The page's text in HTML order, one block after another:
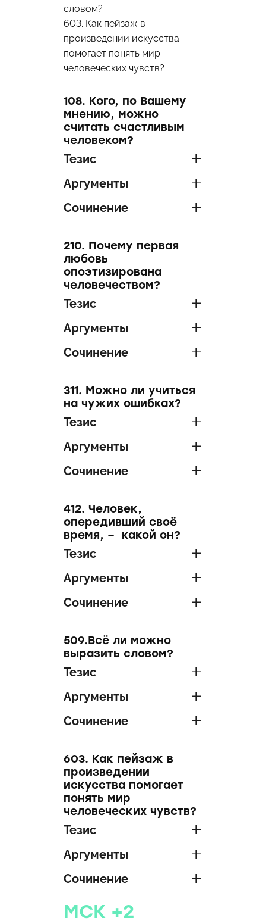
словом?
603. Как пейзаж в
произведении искусства
помогает понять мир
человеческих чувств?
108. Кого, по Вашему
мнению, можно
считать счастливым
человеком?
Тезис
Аргументы
Сочинение
210. Почему первая
любовь
опоэтизирована
человечеством?
Тезис
Аргументы
Сочинение
311. Можно ли учиться
на чужих ошибках?
Тезис
Аргументы
Сочинение
412. Человек,
опередивший своё
время, – какой он?
Тезис
Аргументы
Сочинение
509.Всё ли можно
выразить словом?
Тезис
Аргументы
Сочинение
603. Как пейзаж в
произведении
искусства помогает
понять мир
человеческих чувств?
Тезис
Аргументы
Сочинение
МСК +2